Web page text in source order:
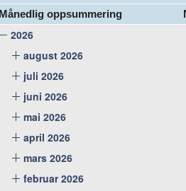
Månedlig oppsummering
2026
august 2026
juli 2026
juni 2026
mai 2026
april 2026
mars 2026
februar 2026